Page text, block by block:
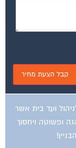
ועד בית אשר
ופשוטה ויחסוך